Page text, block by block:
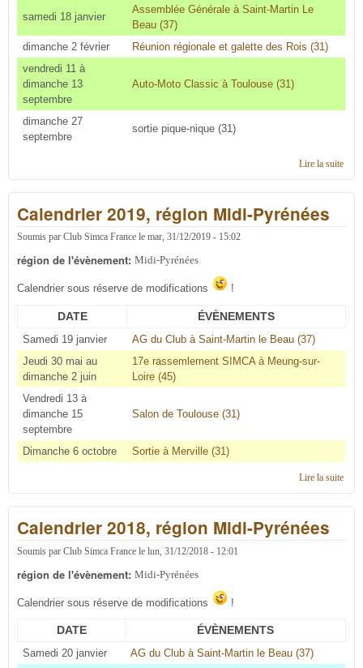
samedi 18 janvier
Assemblée Générale à Saint-Martin Le
Beau (37)
dimanche 2 février
Réunion régionale et galette des Rois (31)
vendredi 11 à
dimanche 13
septembre
Auto-Moto Classic à Toulouse (31)
dimanche 27
septembre
sortie pique-nique (31)
Lire la suitede
Calendrier 2019, région Midi-Pyrénées
Soumis par Club Simca France le mar, 31/12/2019 - 15:02
région de l'évènement: Midi-Pyrénées
Calendrier sous réserve de modifications !
DATE ÉVÈNEMENTS
Samedi 19 janvier
AG du Club à Saint-Martin le Beau (37)
Jeudi 30 mai au
dimanche 2 juin
17e rassemlement SIMCA à Meung-sur-
Loire (45)
Vendredi 13 à
dimanche 15
septembre
Salon de Toulouse (31)
Dimanche 6 octobre Sortie à Merville (31)
Lire la suitede
Calendrier 2018, région Midi-Pyrénées
Soumis par Club Simca France le lun, 31/12/2018 - 12:01
région de l'évènement: Midi-Pyrénées
Calendrier sous réserve de modifications !
DATE ÉVÈNEMENTS
Samedi 20 janvier AG du Club à Saint-Martin le Beau (37)